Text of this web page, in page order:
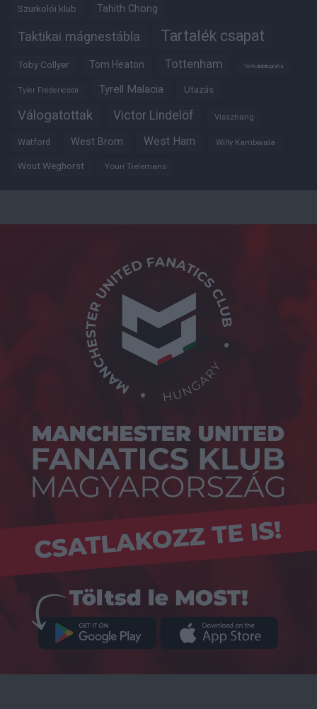
Szurkolói klub Tahith Chong
Taktikai mágnestábla Tartalék csapat
Toby Collyer Tom Heaton Tottenham Trófeabibliográfia
Tyler Fredericson Tyrell Malacia Utazás
Válogatottak Victor Lindelöf Visszhang
Watford West Brom West Ham Willy Kambwala
Wout Weghorst Youri Tielemans